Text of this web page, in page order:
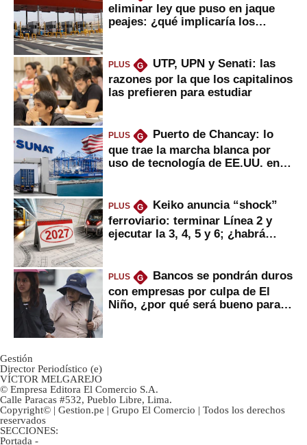
eliminar ley que puso en jaque
peajes: ¿qué implicaría los
PLUS G
UTP, UPN y Senati: las
razones por la que los capitalinos
las prefieren para estudiar
PLUS G
Puerto de Chancay: lo
que trae la marcha blanca por
uso de tecnología de EE.UU. en
PLUS G
Keiko anuncia “shock”
ferroviario: terminar Línea 2 y
ejecutar la 3, 4, 5 y 6; ¿habrá
PLUS G
Bancos se pondrán duros
con empresas por culpa de El
Niño, ¿por qué será bueno para
Gestión
Director Periodístico (e)
VÍCTOR MELGAREJO
© Empresa Editora El Comercio S.A.
Calle Paracas #532, Pueblo Libre, Lima.
Copyright© | Gestion.pe | Grupo El Comercio | Todos los derechos
reservados
SECCIONES:
Portada -